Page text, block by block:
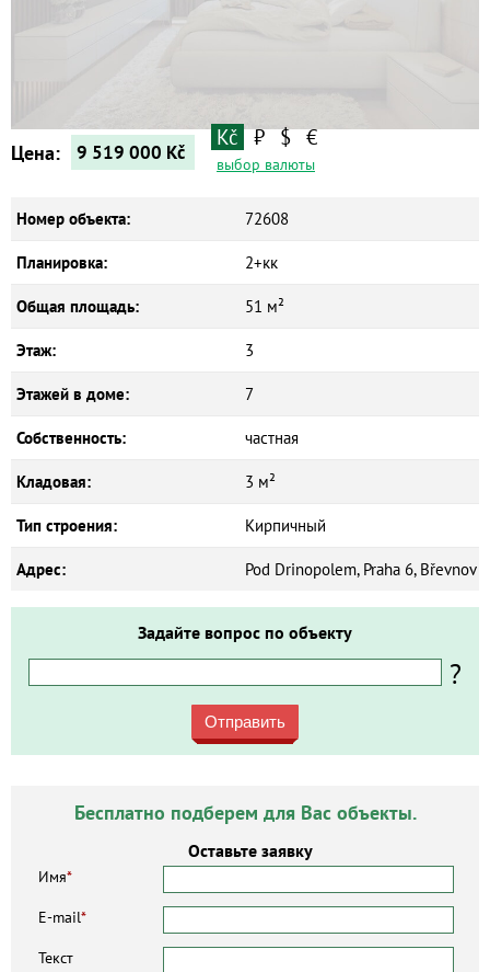
Цена: 9 519 000 Kč
Kč ₽ $ €
выбор валюты
Номер объекта: 72608
Планировка: 2+кк
Общая площадь: 51 м²
Этаж: 3
Этажей в доме: 7
Собственность: частная
Кладовая: 3 м²
Тип строения: Кирпичный
Адрес: Pod Drinopolem, Praha 6, Břevnov
Задайте вопрос по объекту
?
Отправить
Бесплатно подберем для Вас объекты.
Оставьте заявку
Имя*
E-mail*
Текст